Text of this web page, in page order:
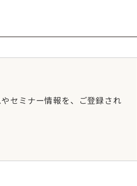
セミナー情報を、ご登録され